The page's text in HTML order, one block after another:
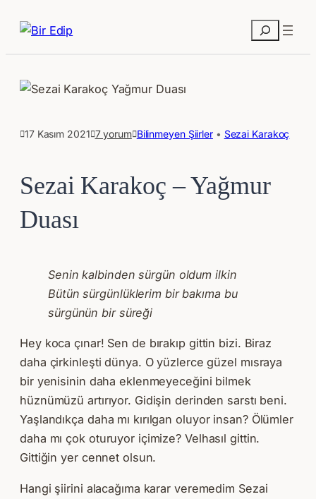
Ara
17 Kasım 2021 7 yorum Bilinmeyen Şiirler • Sezai Karakoç
Sezai Karakoç – Yağmur
Duası
Senin kalbinden sürgün oldum ilkin
Bütün sürgünlüklerim bir bakıma bu
sürgünün bir süreği
Hey koca çınar! Sen de bırakıp gittin bizi. Biraz
daha çirkinleşti dünya. O yüzlerce güzel mısraya
bir yenisinin daha eklenmeyeceğini bilmek
hüznümüzü artırıyor. Gidişin derinden sarstı beni.
Yaşlandıkça daha mı kırılgan oluyor insan? Ölümler
daha mı çok oturuyor içimize? Velhasıl gittin.
Gittiğin yer cennet olsun.
Hangi şiirini alacağıma karar veremedim Sezai